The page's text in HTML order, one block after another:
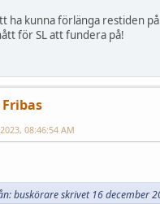
ha kunna förlänga restiden
för SL att fundera på!
08:46:54 AM
buskörare skrivet 16 december